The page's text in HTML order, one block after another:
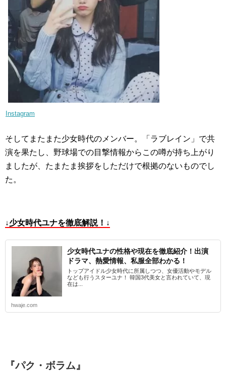
Instagram
そしてまたまた少女時代のメンバー。「ラブレイン」で共
演を果たし、野球場での目撃情報からこの噂が持ち上がり
ましたが、たまたま挨拶をしただけで根拠のないものでし
た。
↓少女時代ユナを徹底解説！↓
少女時代ユナの性格や現在を徹底紹介！出演
ドラマ、熱愛情報、私服全部わかる！
トップアイドル少女時代に所属しつつ、女優活動やモデル
なども行うスターユナ！ 韓国3代美女と言われていて、現
在は...
hwaje.com
『パク・ボラム』